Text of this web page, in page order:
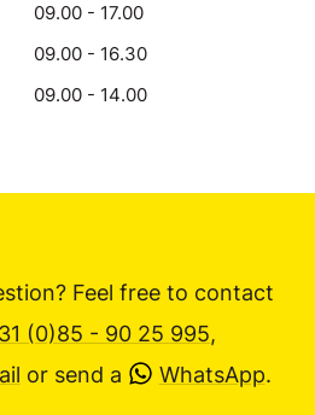
09.00 - 17.00
09.00 - 16.30
09.00 - 14.00
Feel free to contact
(0)85 - 90 25 995,
or send a WhatsApp.